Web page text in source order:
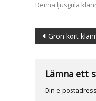
Denna ljusgula
Grön kort
Lämna ett
Din e-